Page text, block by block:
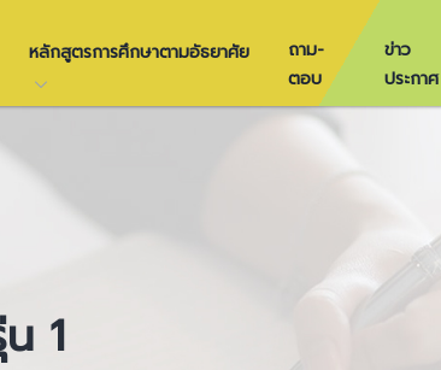
หลักสูตรการศึกษาตามอัธยาศัย
ถาม-
ตอบ
ข่าว
ประกาศ
1